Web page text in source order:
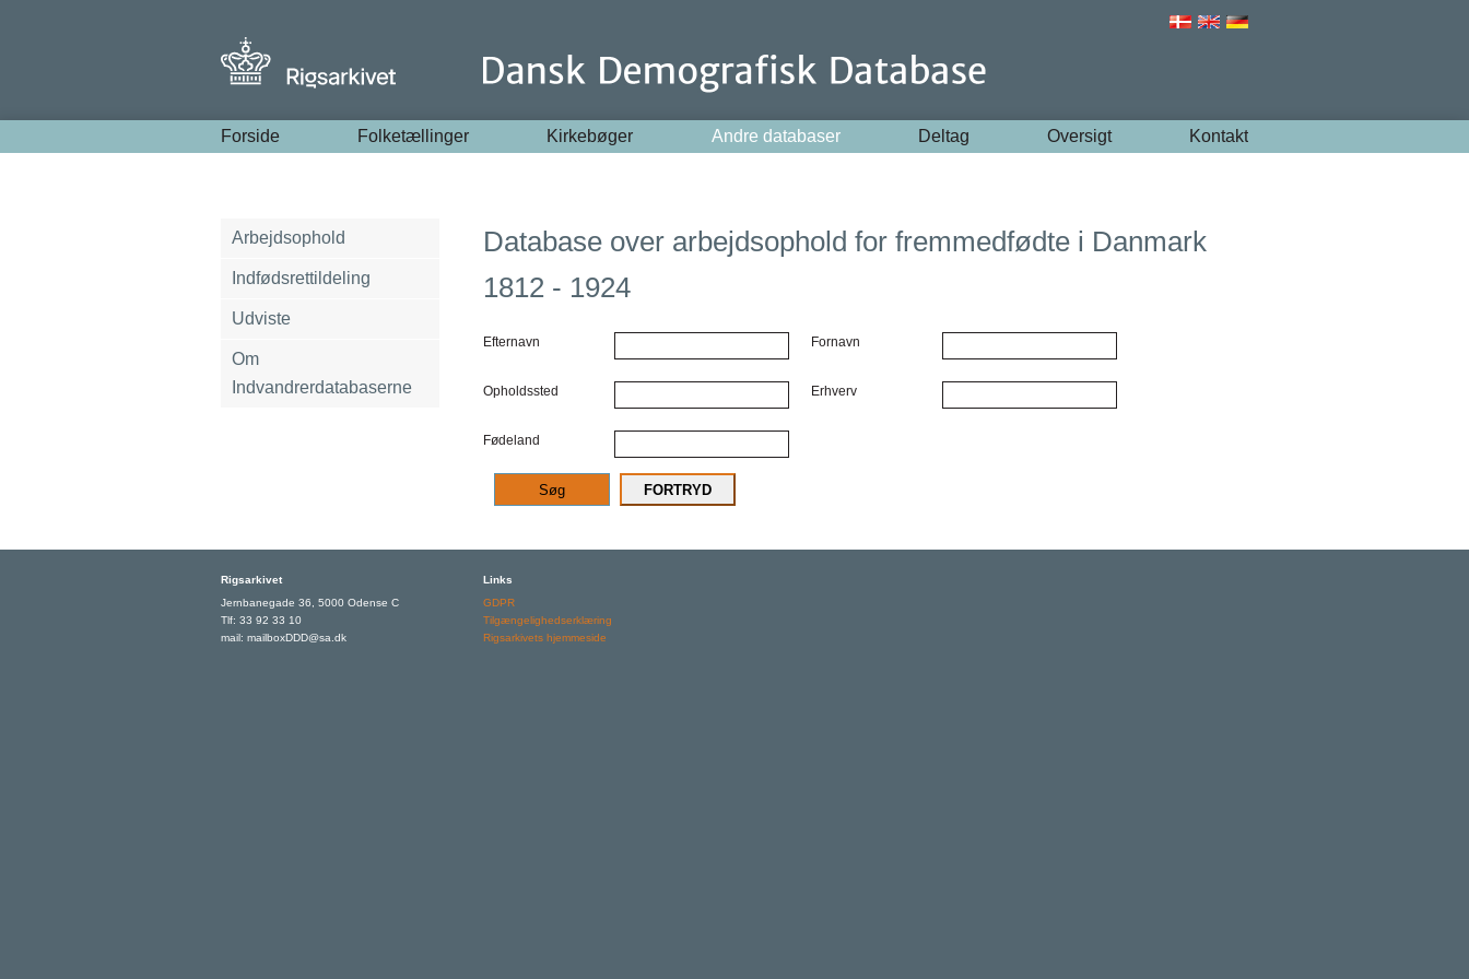
Forside Folketællinger Kirkebøger Andre databaser Deltag Oversigt Kontakt
Arbejdsophold
Indfødsrettildeling
Udviste
Om
Indvandrerdatabaserne
Database over arbejdsophold for fremmedfødte i Danmark
1812 - 1924
Efternavn Fornavn
Opholdssted Erhverv
Fødeland
Rigsarkivet
Jernbanegade 36, 5000 Odense C
Tlf: 33 92 33 10
mail: mailboxDDD@sa.dk
Links
GDPR
Tilgængelighedserklæring
Rigsarkivets hjemmeside